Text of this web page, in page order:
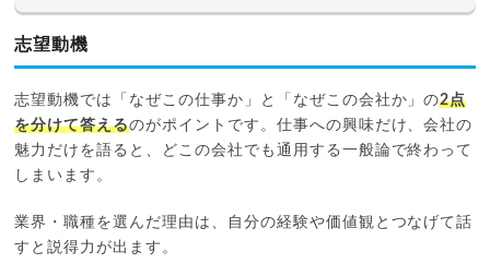
志望動機
志望動機では「なぜこの仕事か」と「なぜこの会社か」の2点
を分けて答えるのがポイントです。仕事への興味だけ、会社の
魅力だけを語ると、どこの会社でも通用する一般論で終わって
しまいます。
業界・職種を選んだ理由は、自分の経験や価値観とつなげて話
すと説得力が出ます。